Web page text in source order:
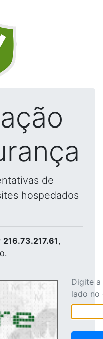
de
hospedados
216.73.217.61,
Digite
lado no